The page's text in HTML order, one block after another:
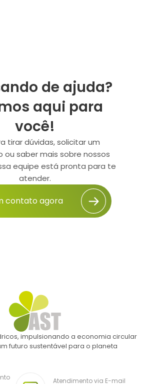
de ajuda?
aqui para
você!
tirar dúvidas, solicitar um
ou saber mais sobre nossos
equipe está pronta para te
atender.
contato agora
impulsionando a economia circular
futuro sustentável para o planeta
Atendimento via E-mail